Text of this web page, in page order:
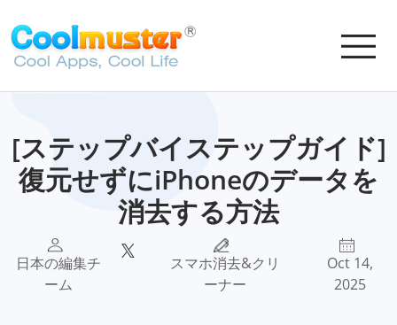
[ステップバイステップガイド]
復元せずにiPhoneのデータを
消去する方法
日本の編集チ
ーム
スマホ消去&クリ
ーナー
Oct 14,
2025